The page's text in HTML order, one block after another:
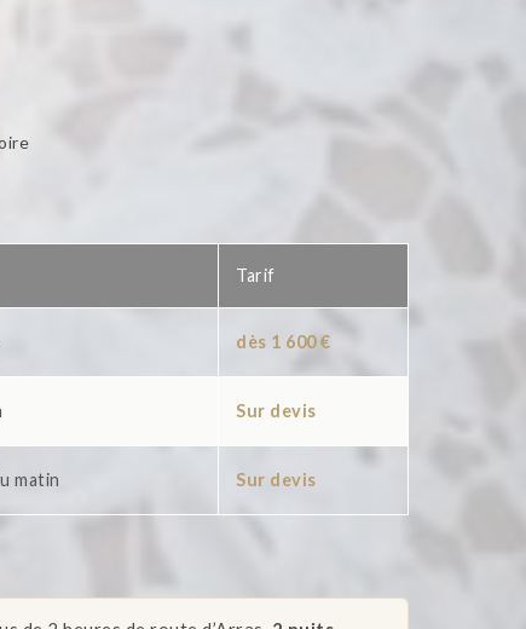
Tarif
dès 1 600 €
Sur devis
matin Sur devis